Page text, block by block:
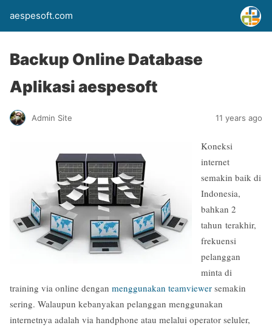
aespesoft.com
Backup Online Database
Aplikasi aespesoft
Admin Site 11 years ago
Koneksi
internet
semakin baik di
Indonesia,
bahkan 2
tahun terakhir,
frekuensi
pelanggan
minta di
training via online dengan menggunakan teamviewer semakin
sering. Walaupun kebanyakan pelanggan menggunakan
internetnya adalah via handphone atau melalui operator seluler,